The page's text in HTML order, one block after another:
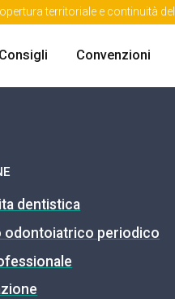
territoriale e continuità
Consigli Convenzioni
dentistica
odontoiatrico periodico